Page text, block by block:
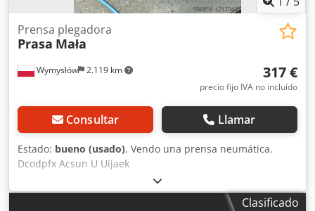
Wymysłów 2.119 km
Prensa plegadora
Prasa Mała
317 €
precio fijo IVA no incluído
Consultar Llamar
Estado: bueno (usado), Vendo una prensa neumática.
Dcodpfx Acsun U Uijaek
Clasificado